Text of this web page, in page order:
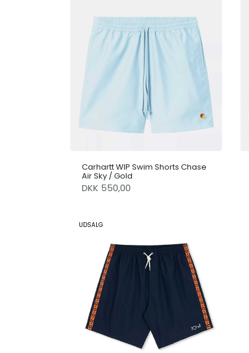
Carhartt WIP Swim Shorts Chase
Air Sky / Gold
DKK 550,00
UDSALG